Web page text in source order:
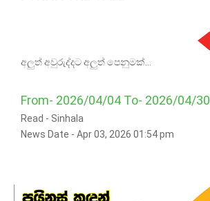
අලුත් අවුරුද්දට අලුත් පෙනුමක්...
From- 2026/04/04 To- 2026/04/30
Read - Sinhala
News Date - Apr 03, 2026 01:54 pm